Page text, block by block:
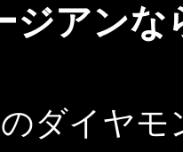
ジアンな
ダイヤモ